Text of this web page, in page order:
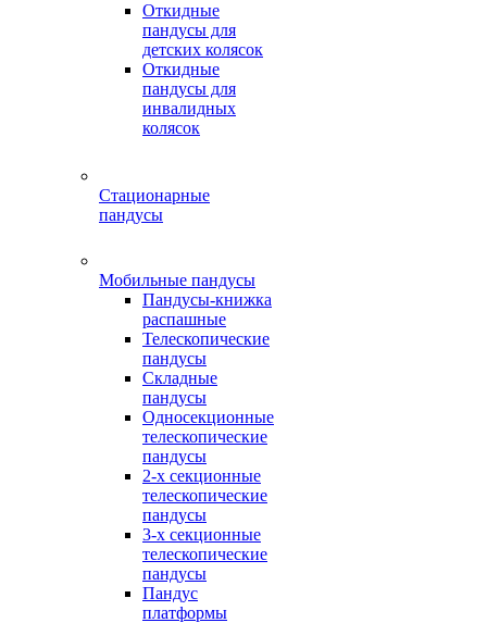
Откидные
пандусы для
детских колясок
Откидные
пандусы для
инвалидных
колясок
Стационарные
пандусы
Мобильные пандусы
Пандусы-книжка
распашные
Телескопические
пандусы
Складные
пандусы
Односекционные
телескопические
пандусы
2-х секционные
телескопические
пандусы
3-х секционные
телескопические
пандусы
Пандус
платформы